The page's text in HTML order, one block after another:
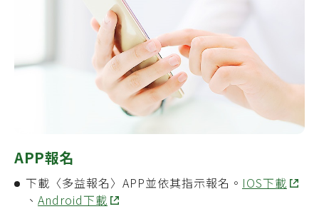
APP報名
下載 〈多益報名〉 APP並依其指示報名。 IOS下載
、 Android下載